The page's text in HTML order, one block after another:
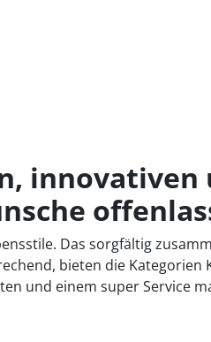
innovativen
Das sorgfältig
bieten die Kategorien
und einem super Service